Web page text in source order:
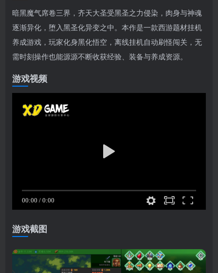
暗黑魔气席卷三界，齐天大圣受黑圣之力侵染，肉身与神魂
逐渐异化，堕入黑圣化异变之中。本作是一款西游题材挂机
养成游戏，玩家化身黑化悟空，离线挂机自动刷怪闯关，无
需时刻操作也能源源不断收获经验、装备与养成资源。
游戏视频
游戏截图